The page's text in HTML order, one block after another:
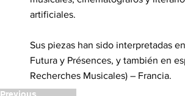
artificiales.
Sus piezas han sido interpretadas
Futura y Présences, y también en
Recherches Musicales) – Francia.